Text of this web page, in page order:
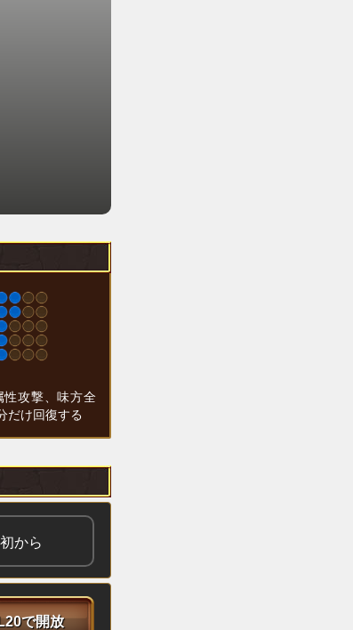
性攻撃、味方全
だけ回復する
から
で開放